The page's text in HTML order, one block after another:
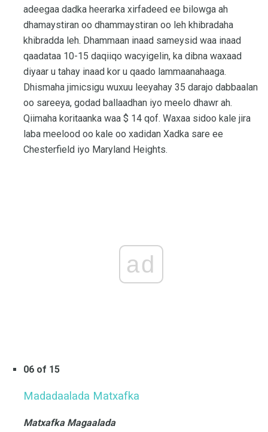
adeegaa dadka heerarka xirfadeed ee bilowga ah
dhamaystiran oo dhammaystiran oo leh khibradaha
khibradda leh. Dhammaan inaad sameysid waa inaad
qaadataa 10-15 daqiiqo wacyigelin, ka dibna waxaad
diyaar u tahay inaad kor u qaado lammaanahaaga.
Dhismaha jimicsigu wuxuu leeyahay 35 darajo dabbaalan
oo sareeya, godad ballaadhan iyo meelo dhawr ah.
Qiimaha koritaanka waa $ 14 qof. Waxaa sidoo kale jira
laba meelood oo kale oo xadidan Xadka sare ee
Chesterfield iyo Maryland Heights.
ad
06 of 15
Madadaalada Matxafka
Matxafka Magaalada